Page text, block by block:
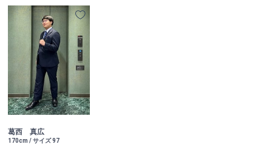
葛西 真広
170cm / サイズ 97